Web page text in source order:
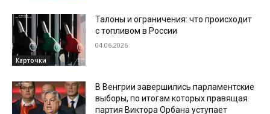
Карточки
Талоны и ограничения: что происходит
с топливом в России
04.06.2026
В Венгрии завершились парламентские
выборы, по итогам которых правящая
партия Виктора Орбана уступает